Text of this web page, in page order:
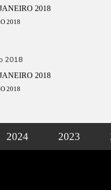
2018
2018
2018
2018
2024 2023